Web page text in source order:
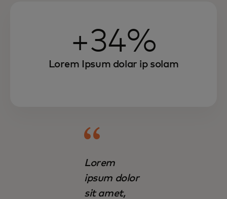
+34%
Lorem Ipsum dolar ip solam
Lorem
ipsum dolor
sit amet,